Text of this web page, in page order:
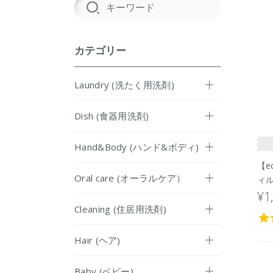
カテゴリー
Laundry (洗たく用洗剤)
Dish (食器用洗剤)
Hand&Body (ハンド&ボディ)
Oral care (オーラルケア）
Cleaning (住居用洗剤)
Hair (ヘア)
【
ィ
＞